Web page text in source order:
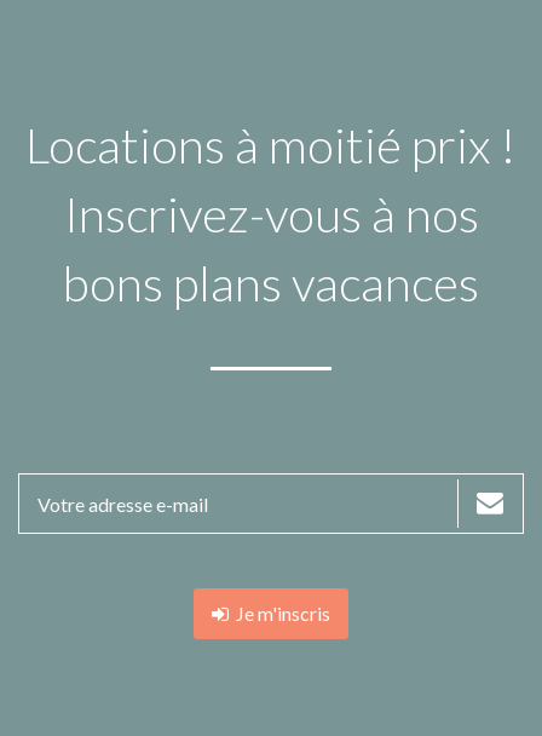
Locations à moitié prix !
Inscrivez-vous à nos
bons plans vacances
Je m'inscris